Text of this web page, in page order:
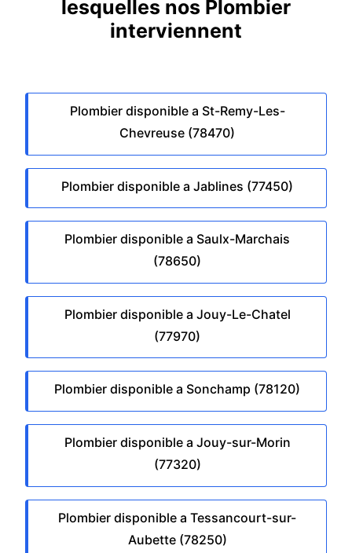
lesquelles nos Plombier
interviennent
Plombier disponible a St-Remy-Les-
Chevreuse (78470)
Plombier disponible a Jablines (77450)
Plombier disponible a Saulx-Marchais
(78650)
Plombier disponible a Jouy-Le-Chatel
(77970)
Plombier disponible a Sonchamp (78120)
Plombier disponible a Jouy-sur-Morin
(77320)
Plombier disponible a Tessancourt-sur-
Aubette (78250)